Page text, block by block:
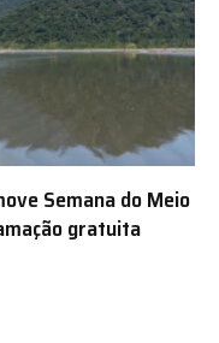
Semana do Meio
gratuita